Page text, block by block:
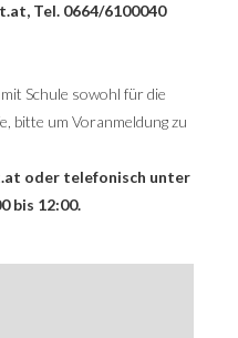
Tel. 0664/6100040
Schule sowohl für die
bitte um Voranmeldung zu
oder telefonisch unter
bis 12:00.